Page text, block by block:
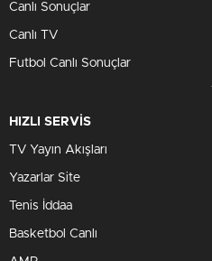
Canlı Sonuçlar
Canlı TV
Futbol Canlı Sonuçlar
HIZLI SERVİS
TV Yayın Akışları
Yazarlar Site
Tenis İddaa
Basketbol Canlı